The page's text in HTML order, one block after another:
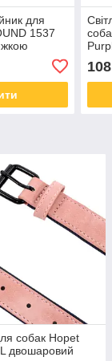
для
1537
108
собак Hopet
двошаровий